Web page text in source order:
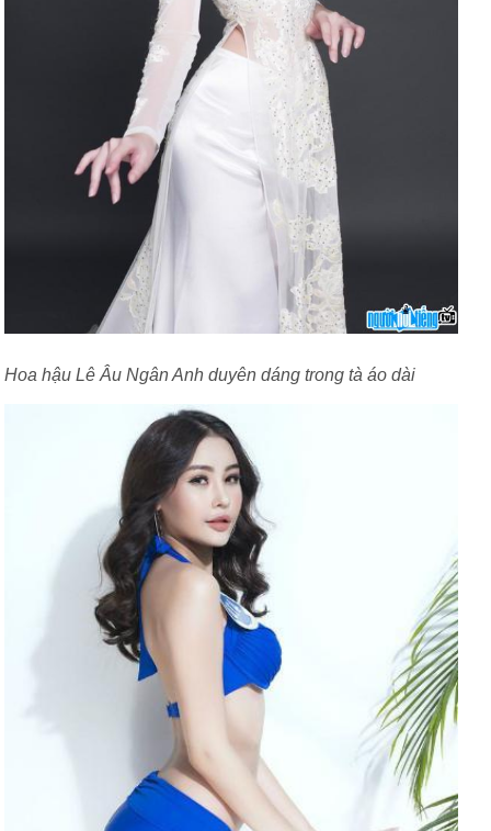
Hoa hậu Lê Âu Ngân Anh duyên dáng trong tà áo dài